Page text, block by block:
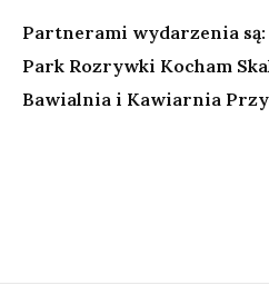
Partnerami wydarzenia są:
Park Rozrywki Kocham
Bawialnia i Kawiarnia